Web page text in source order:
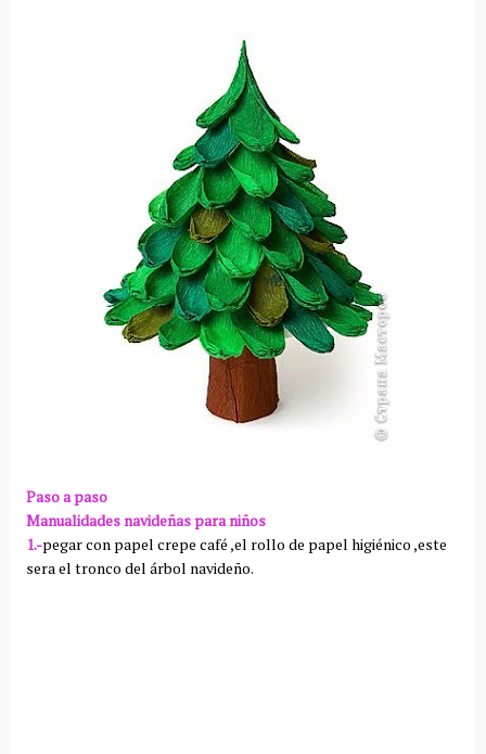
Paso a paso
Manualidadesnavideñas para niños
1.-pegar con papel crepe café ,el rollo de papel higiénico ,este
sera el tronco del árbol navideño.